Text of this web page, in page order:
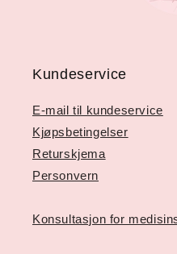
Kundeservice
E-mail til kundeservice
Kjøpsbetingelser
Returskjema
Personvern
Konsultasjon for